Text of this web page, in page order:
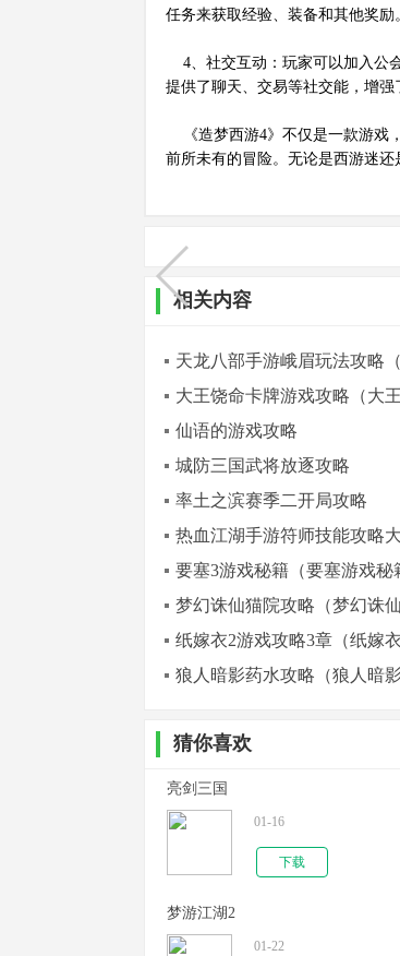
任务来获取经验、装备和其他奖励
4、社交互动：玩家可以加入公
提供了聊天、交易等社交能，增强
《造梦西游4》不仅是一款游戏
前所未有的冒险。无论是西游迷还
相关内容
天龙八部手游峨眉玩法攻略
大王饶命卡牌游戏攻略（大
仙语的游戏攻略
城防三国武将放逐攻略
率土之滨赛季二开局攻略
热血江湖手游符师技能攻略
要塞3游戏秘籍（要塞游戏秘
梦幻诛仙猫院攻略（梦幻诛
纸嫁衣2游戏攻略3章（纸嫁
狼人暗影药水攻略（狼人暗
猜你喜欢
亮剑三国
01-16
下载
梦游江湖2
01-22